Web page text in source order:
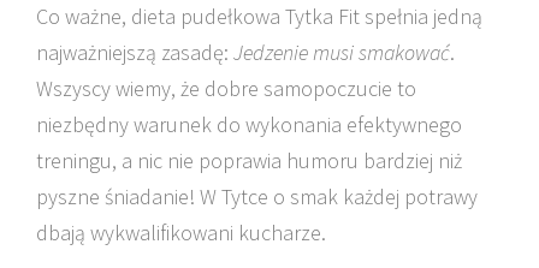
Co ważne, dieta pudełkowa Tytka Fit spełnia jedną
najważniejszą zasadę: Jedzenie musi smakować.
Wszyscy wiemy, że dobre samopoczucie to
niezbędny warunek do wykonania efektywnego
treningu, a nic nie poprawia humoru bardziej niż
pyszne śniadanie! W Tytce o smak każdej potrawy
dbają wykwalifikowani kucharze.